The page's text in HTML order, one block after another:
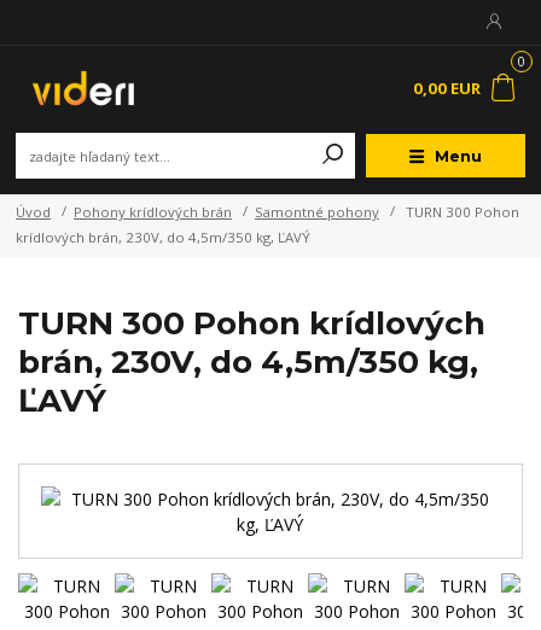
Menu
0
0,00 EUR
Úvod Pohony krídlových brán Samontné pohony
TURN 300 Pohon
krídlových brán, 230V, do 4,5m/350 kg, ĽAVÝ
TURN 300 Pohon krídlových
brán, 230V, do 4,5m/350 kg,
ĽAVÝ